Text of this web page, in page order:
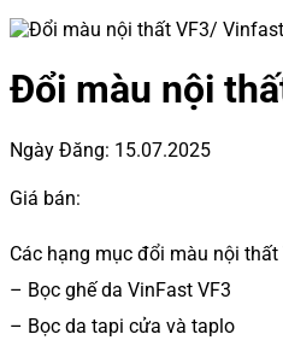
Đổi màu nội
Ngày Đăng: 15.07.2025
Giá bán:
Các hạng mục đổi màu nội thất
– Bọc ghế da VinFast VF3
– Bọc da tapi cửa và taplo